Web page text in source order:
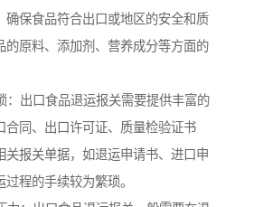
确保食品符合出口或地区的安全和质
的原料、添加剂、营养成分等方面的
：出口食品退运报关需要提供丰富的
合同、出口许可证、质量检验证书
关报关单据，如退运申请书、进口申
程的手续较为繁琐。